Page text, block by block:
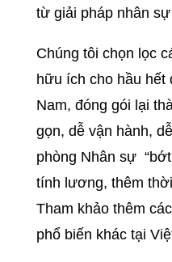
từ giải pháp nhân
Chúng tôi chọn lọc
hữu ích cho hầu hết
Nam, đóng gói lại
gọn, dễ vận hành,
phòng Nhân sự
tính lương, thêm
Tham khảo thêm các
phổ biến khác tại